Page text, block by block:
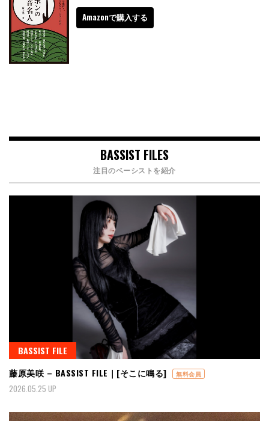
Amazonで購入する
BASSIST FILES
注目のベーシストを紹介
BASSIST FILE
藤原美咲 – BASSIST FILE｜[そこに鳴る]
無料会員
2026.05.25 UP